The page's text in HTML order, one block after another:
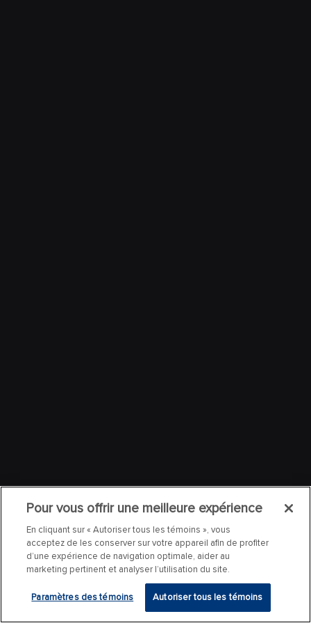
Pour vous offrir une meilleure expérience
En cliquant sur « Autoriser tous les témoins », vous
acceptez de les conserver sur votre appareil afin de profiter
d’une expérience de navigation optimale, aider au
marketing pertinent et analyser l’utilisation du site.
Paramètres des témoins Autoriser tous les témoins